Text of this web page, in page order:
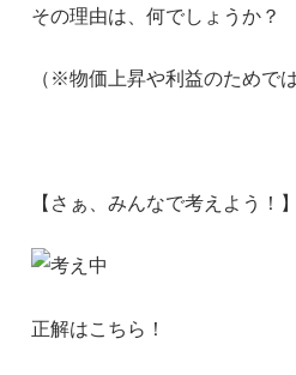
その理由は、何でしょうか？
（※物価上昇や利益のためで
【さぁ、みんなで考えよう！】
正解はこちら！